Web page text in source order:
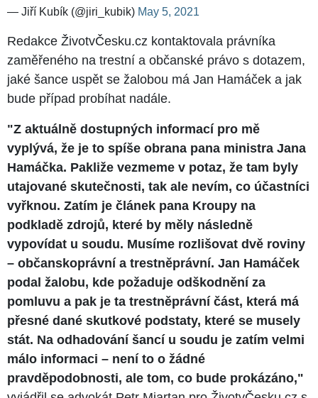
— Jiří Kubík (@jiri_kubik) May 5, 2021
Redakce ŽivotvČesku.cz kontaktovala právníka
zaměřeného na trestní a občanské právo s dotazem,
jaké šance uspět se žalobou má Jan Hamáček a jak
bude případ probíhat nadále.
"Z aktuálně dostupných informací pro mě
vyplývá, že je to spíše obrana pana ministra Jana
Hamáčka. Pakliže vezmeme v potaz, že tam byly
utajované skutečnosti, tak ale nevím, co účastníci
vyřknou. Zatím je článek pana Kroupy na
podkladě zdrojů, které by měly následně
vypovídat u soudu. Musíme rozlišovat dvě roviny
– občanskoprávní a trestněprávní. Jan Hamáček
podal žalobu, kde požaduje odškodnění za
pomluvu a pak je ta trestněprávní část, která má
přesné dané skutkové podstaty, které se musely
stát. Na odhadování šancí u soudu je zatím velmi
málo informaci – není to o žádné
pravděpodobnosti, ale tom, co bude prokázáno,"